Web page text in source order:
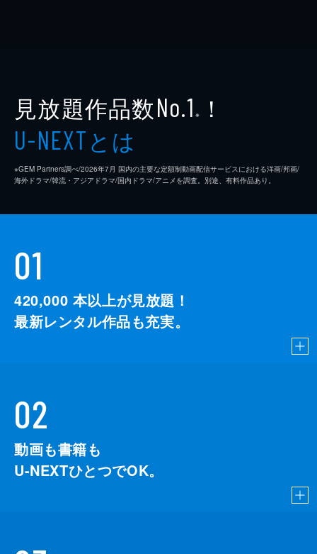
見放題作品数No.1 ※ ！
U-NEXTとは
※GEM Partners調べ/2026年7⽉ 国内の主要な定額制動画配信サービスにおける洋画/邦画/
海外ドラマ/韓流・アジアドラマ/国内ドラマ/アニメを調査。別途、有料作品あり。
01
420,000 本以上が見放題！
最新レンタル作品も充実。
02
動画も書籍も
U-NEXTひとつでOK。